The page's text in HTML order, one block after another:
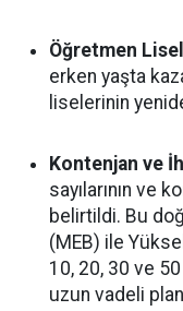
Öğretmen
erken yaşta
liselerinin
Kontenjan ve
sayılarının ve
belirtildi. Bu
(MEB) ile
10, 20, 30 ve
uzun vadeli